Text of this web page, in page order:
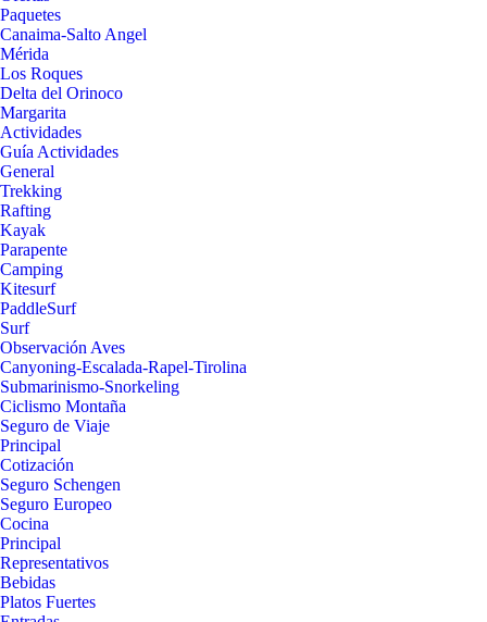
Paquetes
Canaima-Salto Angel
Mérida
Los Roques
Delta del Orinoco
Margarita
Actividades
Guía Actividades
General
Trekking
Rafting
Kayak
Parapente
Camping
Kitesurf
PaddleSurf
Surf
Observación Aves
Canyoning-Escalada-Rapel-Tirolina
Submarinismo-Snorkeling
Ciclismo Montaña
Seguro de Viaje
Principal
Cotización
Seguro Schengen
Seguro Europeo
Cocina
Principal
Representativos
Bebidas
Platos Fuertes